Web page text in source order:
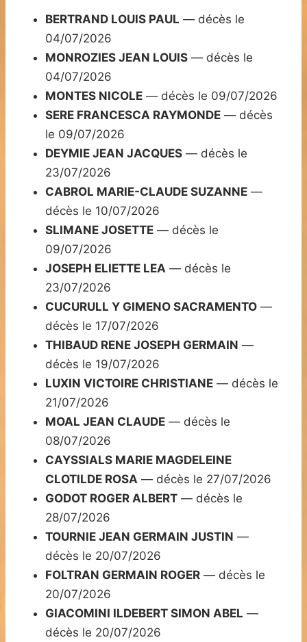
BERTRAND LOUIS PAUL — décès le
04/07/2026
MONROZIES JEAN LOUIS — décès le
04/07/2026
MONTES NICOLE — décès le 09/07/2026
SERE FRANCESCA RAYMONDE — décès
le 09/07/2026
DEYMIE JEAN JACQUES — décès le
23/07/2026
CABROL MARIE-CLAUDE SUZANNE —
décès le 10/07/2026
SLIMANE JOSETTE — décès le
09/07/2026
JOSEPH ELIETTE LEA — décès le
23/07/2026
CUCURULL Y GIMENO SACRAMENTO —
décès le 17/07/2026
THIBAUD RENE JOSEPH GERMAIN —
décès le 19/07/2026
LUXIN VICTOIRE CHRISTIANE — décès le
21/07/2026
MOAL JEAN CLAUDE — décès le
08/07/2026
CAYSSIALS MARIE MAGDELEINE
CLOTILDE ROSA — décès le 27/07/2026
GODOT ROGER ALBERT — décès le
28/07/2026
TOURNIE JEAN GERMAIN JUSTIN —
décès le 20/07/2026
FOLTRAN GERMAIN ROGER — décès le
20/07/2026
GIACOMINI ILDEBERT SIMON ABEL —
décès le 20/07/2026